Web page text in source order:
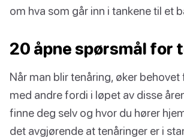
om hva som går inn i tankene til et
20 åpne spørsmål for
Når man blir tenåring, øker
med andre fordi i løpet av disse
finne deg selv og hvor du hører
det avgjørende at tenåringer er i